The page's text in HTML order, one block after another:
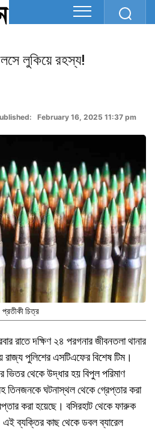
লুকিয়ে রহস্য!
February 16, 2025 11:37 pm
প্রতীকী চিত্র
রাতে দক্ষিণ ২৪ পরগনার জীবনতলা থানার
রাজ্য পুলিশের এসটিএফের বিশেষ টিম।
ভিতর থেকে উদ্ধার হয় বিপুল পরিমাণ
তিনজনকে ঘটনাস্থল থেকে গ্রেপ্তার করা
করা হয়েছে। বসিরহাট থেকে ফারুক
এই ব্যক্তির কাছ থেকে ডবল ব্যারেল